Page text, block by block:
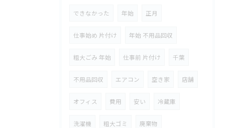
できなかった 年始 正月
仕事始め 片付け 年始 不用品回収
粗大ごみ 年始 仕事前 片付け 千葉
不用品回収 エアコン 空き家 店舗
オフィス 費用 安い 冷蔵庫
洗濯機 粗大ゴミ 廃棄物